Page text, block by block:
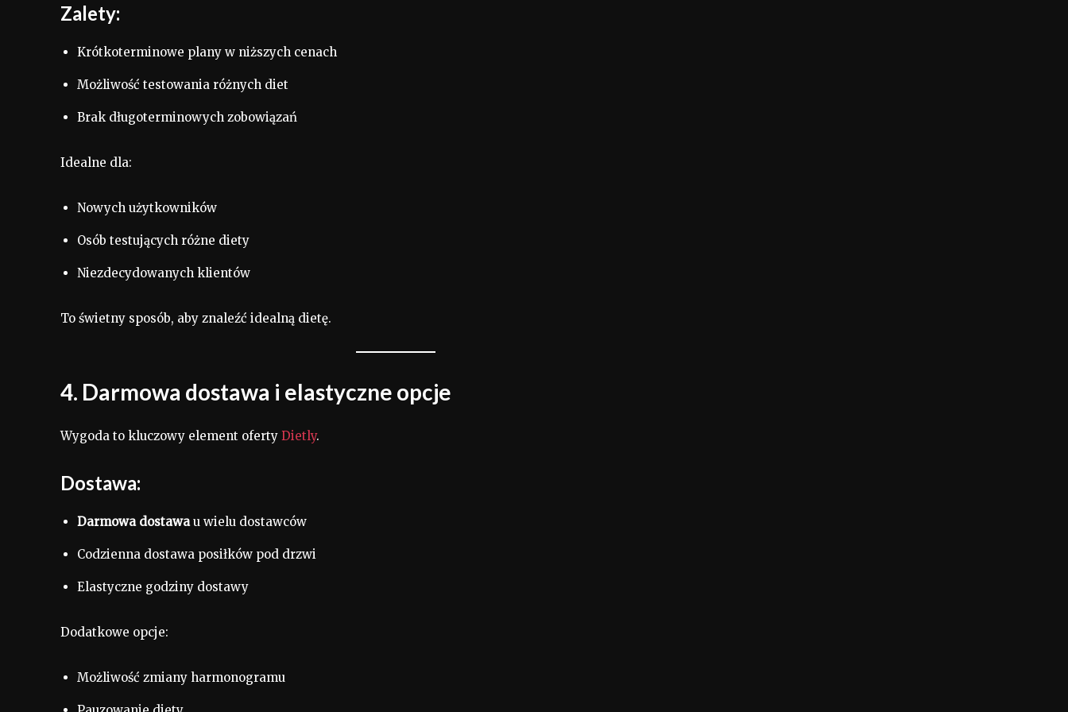
Zalety:
Krótkoterminowe plany w niższych cenach
Możliwość testowania różnych diet
Brak długoterminowych zobowiązań
Idealne dla:
Nowych użytkowników
Osób testujących różne diety
Niezdecydowanych klientów
To świetny sposób, aby znaleźć idealną dietę.
4. Darmowa dostawa i elastyczne opcje
Wygoda to kluczowy element oferty Dietly.
Dostawa:
Darmowa dostawau wielu dostawców
Codzienna dostawa posiłków pod drzwi
Elastyczne godziny dostawy
Dodatkowe opcje:
Możliwość zmiany harmonogramu